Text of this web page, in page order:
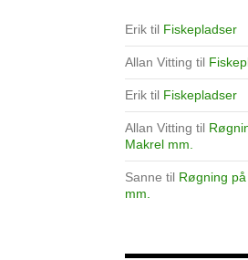
Erik til Fiskepladser
Allan Vitting til
Erik til Fiskepladser
Allan Vitting til
Makrel mm.
Sanne til Røgning
mm.